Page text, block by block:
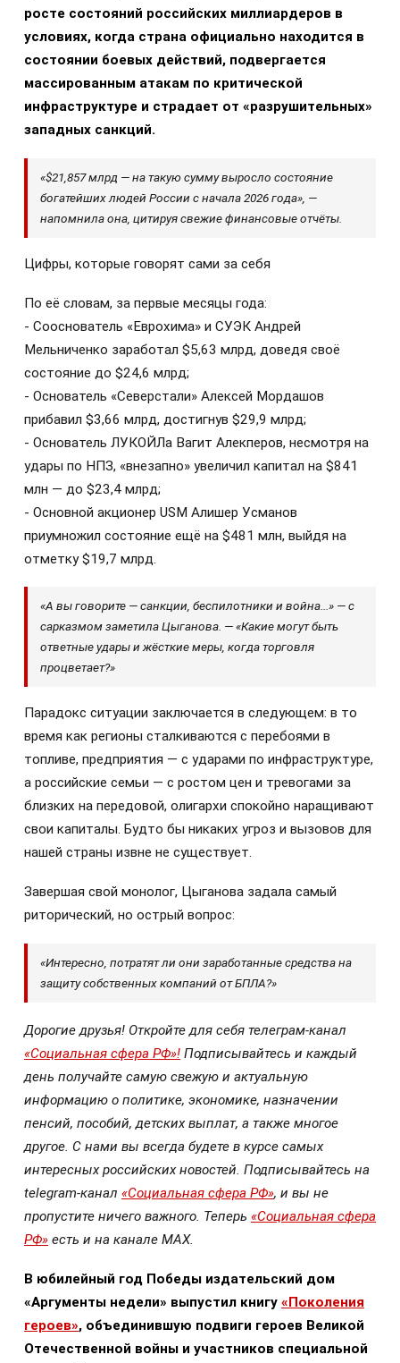
росте состояний российских миллиардеров в
условиях, когда страна официально находится в
состоянии боевых действий, подвергается
массированным атакам по критической
инфраструктуре и страдает от «разрушительных»
западных санкций.
«$21,857 млрд — на такую сумму выросло состояние
богатейших людей России с начала 2026 года», —
напомнила она, цитируя свежие финансовые отчёты.
Цифры, которые говорят сами за себя
По её словам, за первые месяцы года:
- Сооснователь «Еврохима» и СУЭК Андрей
Мельниченко заработал $5,63 млрд, доведя своё
состояние до $24,6 млрд;
- Основатель «Северстали» Алексей Мордашов
прибавил $3,66 млрд, достигнув $29,9 млрд;
- Основатель ЛУКОЙЛа Вагит Алекперов, несмотря на
удары по НПЗ, «внезапно» увеличил капитал на $841
млн — до $23,4 млрд;
- Основной акционер USM Алишер Усманов
приумножил состояние ещё на $481 млн, выйдя на
отметку $19,7 млрд.
«А вы говорите — санкции, беспилотники и война...» — с
сарказмом заметила Цыганова. — «Какие могут быть
ответные удары и жёсткие меры, когда торговля
процветает?»
Парадокс ситуации заключается в следующем: в то
время как регионы сталкиваются с перебоями в
топливе, предприятия — с ударами по инфраструктуре,
а российские семьи — с ростом цен и тревогами за
близких на передовой, олигархи спокойно наращивают
свои капиталы. Будто бы никаких угроз и вызовов для
нашей страны извне не существует.
Завершая свой монолог, Цыганова задала самый
риторический, но острый вопрос:
«Интересно, потратят ли они заработанные средства на
защиту собственных компаний от БПЛА?»
Дорогие друзья! Откройте для себя телеграм-канал
«Социальная сфера РФ»! Подписывайтесь и каждый
день получайте самую свежую и актуальную
информацию о политике, экономике, назначении
пенсий, пособий, детских выплат, а также многое
другое. С нами вы всегда будете в курсе самых
интересных российских новостей. Подписывайтесь на
telegram-канал «Социальная сфера РФ», и вы не
пропустите ничего важного. Теперь «Социальная сфера
РФ» есть и на канале МАХ.
В юбилейный год Победы издательский дом
«Аргументы недели» выпустил книгу «Поколения
героев», объединившую подвиги героев Великой
Отечественной войны и участников специальной